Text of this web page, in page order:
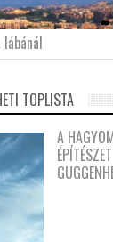
TOPLISTA
A